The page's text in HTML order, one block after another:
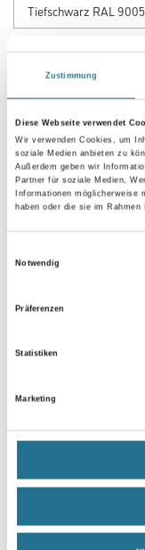
Zustimmung
Diese Webseite verwendet
Wir verwenden Cookies, um
soziale Medien anbieten zu
Außerdem geben wir
Partner für soziale Medien,
Informationen möglicherweise
haben oder die sie im
Notwendig
Präferenzen
Statistiken
Marketing
Glanzgrad
Gebinde
Umrechnungsfaktoren
Produkteigenschaft